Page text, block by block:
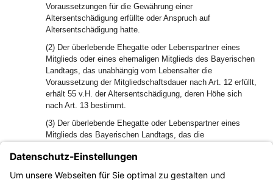
Voraussetzungen für die Gewährung einer
Altersentschädigung erfüllte oder Anspruch auf
Altersentschädigung hatte.
(2) Der überlebende Ehegatte oder Lebenspartner eines
Mitglieds oder eines ehemaligen Mitglieds des Bayerischen
Landtags, das unabhängig vom Lebensalter die
Voraussetzung der Mitgliedschaftsdauer nach Art. 12 erfüllt,
erhält 55 v.H. der Altersentschädigung, deren Höhe sich
nach Art. 13 bestimmt.
(3) Der überlebende Ehegatte oder Lebenspartner eines
Mitglieds des Bayerischen Landtags, das die
Mindestaltersentschädigung nach Art. 13.
(4)1Die Abkömmlinge eines ehemaligen Mitglieds des